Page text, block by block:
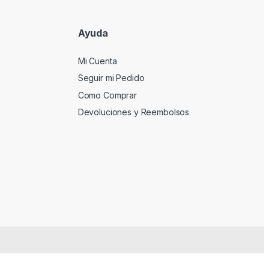
Ayuda
Mi Cuenta
Seguir mi Pedido
Como Comprar
Devoluciones y Reembolsos